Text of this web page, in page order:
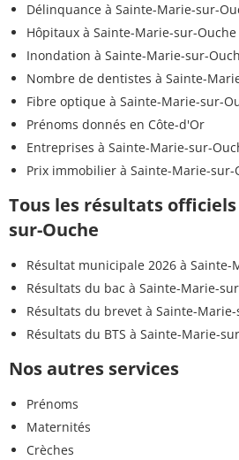
Délinquance à Sainte-Marie-sur-
Hôpitaux à Sainte-Marie-sur-Ouche
Inondation à Sainte-Marie-sur-
Nombre de dentistes à Sainte-
Fibre optique à Sainte-Marie-sur-
Prénoms donnés en Côte-d'Or
Entreprises à Sainte-Marie-sur-
Prix immobilier à Sainte-Marie-sur-
Tous les résultats
sur-Ouche
Résultat municipale 2026 à Sainte-
Résultats du bac à Sainte-Marie-
Résultats du brevet à Sainte-
Résultats du BTS à Sainte-Marie-
Nos autres services
Prénoms
Maternités
Crèches